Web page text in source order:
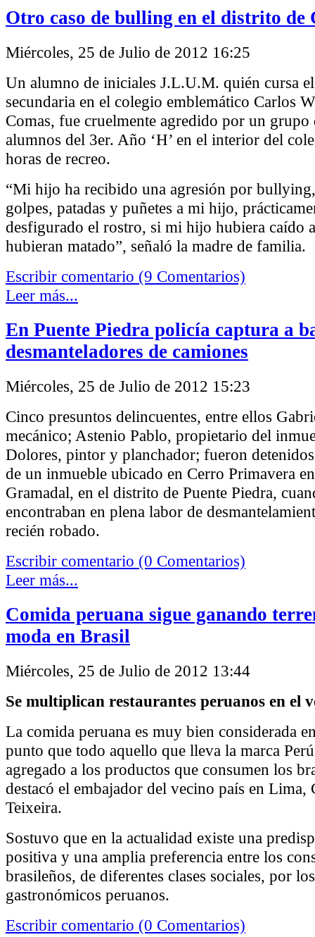
Otro caso de bulling en el distrito de
Miércoles, 25 de Julio de 2012 16:25
Un alumno de iniciales J.L.U.M. quién cursa
secundaria en el colegio emblemático Carlos
Comas, fue cruelmente agredido por un grupo
alumnos del 3er. Año ‘H’ en el interior del
horas de recreo.
“Mi hijo ha recibido una agresión por
golpes, patadas y puñetes a mi hijo,
desfigurado el rostro, si mi hijo hubiera caído
hubieran matado”, señaló la madre de familia.
Escribir comentario (9 Comentarios)
Leer más...
En Puente Piedra policía captura a
desmanteladores de camiones
Miércoles, 25 de Julio de 2012 15:23
Cinco presuntos delincuentes, entre ellos
mecánico; Astenio Pablo, propietario del
Dolores, pintor y planchador; fueron
de un inmueble ubicado en Cerro Primavera
Gramadal, en el distrito de Puente Piedra,
encontraban en plena labor de
recién robado.
Escribir comentario (0 Comentarios)
Leer más...
Comida peruana sigue ganando
moda en Brasil
Miércoles, 25 de Julio de 2012 13:44
Se multiplican restaurantes peruanos en el
La comida peruana es muy bien considerada
punto que todo aquello que lleva la marca
agregado a los productos que consumen los
destacó el embajador del vecino país en Lima,
Teixeira.
Sostuvo que en la actualidad existe una
positiva y una amplia preferencia entre los
brasileños, de diferentes clases sociales, por
gastronómicos peruanos.
Escribir comentario (0 Comentarios)